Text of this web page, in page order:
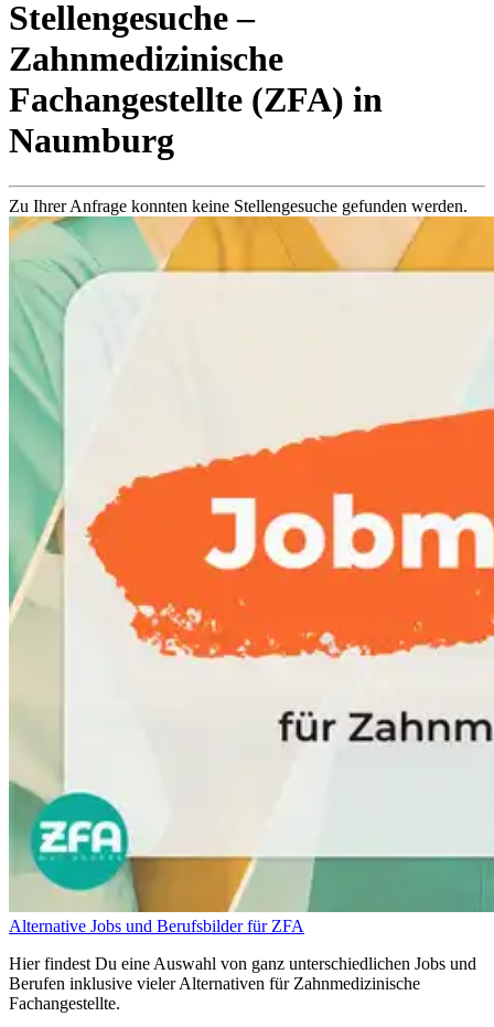
Stellengesuche–
Zahnmedizinische
Fachangestellte (ZFA) in
Naumburg
Zu Ihrer Anfrage konnten keine Stellengesuche gefunden werden.
Alternative Jobs und Berufsbilder für ZFA
Hier findest Du eine Auswahl von ganz unterschiedlichen Jobs und
Berufen inklusive vieler Alternativen für Zahnmedizinische
Fachangestellte.